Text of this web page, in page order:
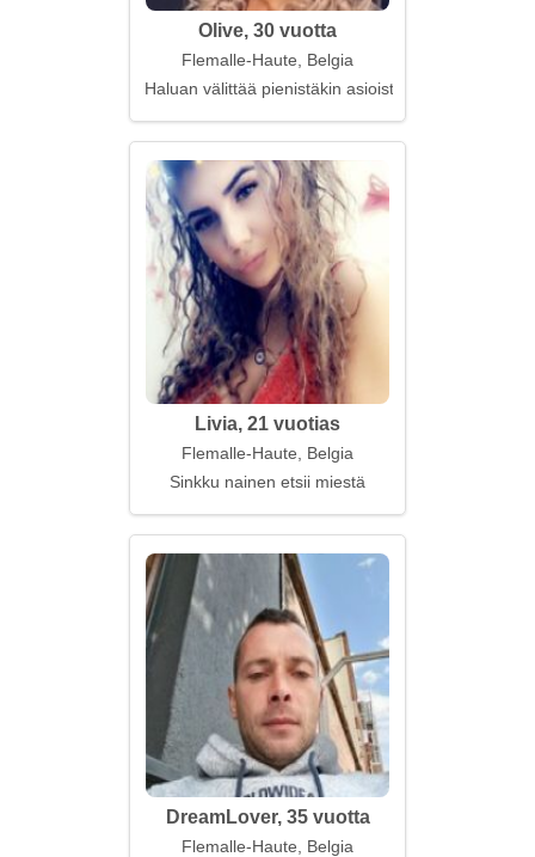
Olive, 30 vuotta
Flemalle-Haute, Belgia
Haluan välittää pienistäkin asioista
Livia, 21 vuotias
Flemalle-Haute, Belgia
Sinkku nainen etsii miestä
DreamLover, 35 vuotta
Flemalle-Haute, Belgia